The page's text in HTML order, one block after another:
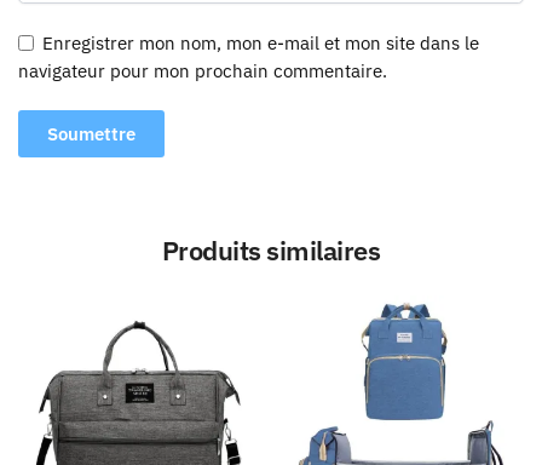
Enregistrer mon nom, mon e-mail et mon site dans le
navigateur pour mon prochain commentaire.
Produits similaires